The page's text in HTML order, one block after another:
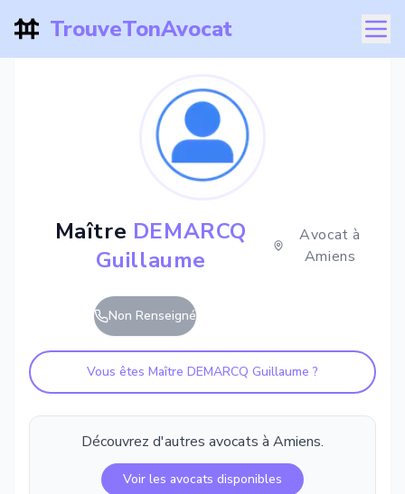
TrouveTonAvocat
Maître DEMARCQ
Guillaume
Avocat à
Amiens
Non Renseigné
Vous êtes Maître DEMARCQ Guillaume ?
Découvrez d'autres avocats à Amiens.
Voir les avocats disponibles